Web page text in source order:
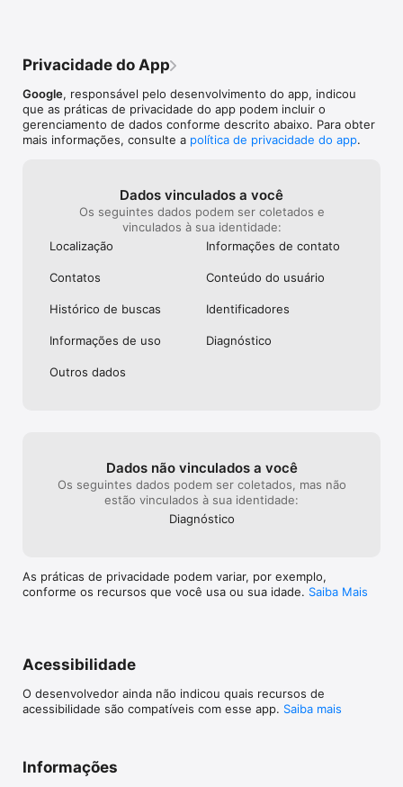
Privacidade do App
Google, responsável pelo desenvolvimento do app, indicou
que as práticas de privacidade do app podem incluir o
gerenciamento de dados conforme descrito abaixo. Para obter
mais informações, consulte a política de privacidade do app.
Dados vinculados a você
Os seguintes dados podem ser coletados e
vinculados à sua identidade:
Localização
Informações de contato
Contatos Conteúdo do usuário
Histórico de buscas Identificado­res
Informações de uso Diagnóstico
Outros dados
Dados não vinculados a você
Os seguintes dados podem ser coletados, mas não
estão vinculados à sua identidade:
Diagnóstico
As práticas de privacidade podem variar, por exemplo,
conforme os recursos que você usa ou sua idade. Saiba Mais
Acessibilidade
O desenvolvedor ainda não indicou quais recursos de
acessibilidade são compatíveis com esse app. Saiba mais
Informações